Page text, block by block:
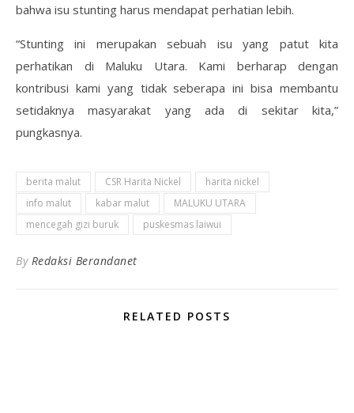
bahwa isu stunting harus mendapat perhatian lebih.
“Stunting ini merupakan sebuah isu yang patut kita
perhatikan di Maluku Utara. Kami berharap dengan
kontribusi kami yang tidak seberapa ini bisa membantu
setidaknya masyarakat yang ada di sekitar kita,”
pungkasnya.
berita malut CSR Harita Nickel
harita nickel
info malut
kabar malut
MALUKU UTARA
mencegah gizi buruk
puskesmas laiwui
By Redaksi Berandanet
RELATED POSTS